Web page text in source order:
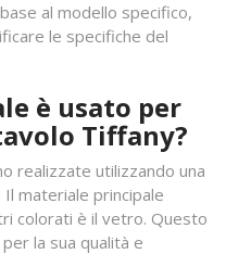
al modello specifico,
le specifiche del
è usato per
Tiffany?
realizzate utilizzando una
materiale principale
colorati è il vetro. Questo
la sua qualità e